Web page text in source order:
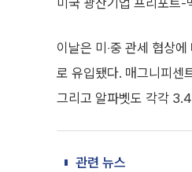
미국 광산기업 프리포트
이날은 미‧중 관세 협상
로 유입됐다. 매그니피
그리고 알파벳도 각각
관련 뉴스